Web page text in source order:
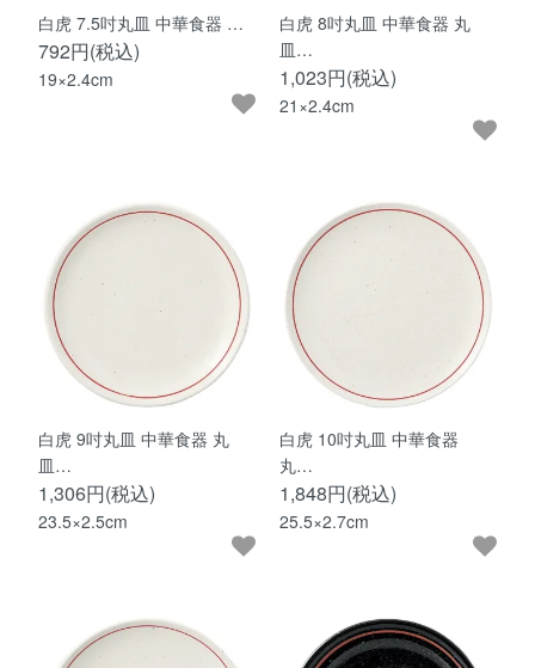
白虎 7.5吋丸皿 中華食器 …
792円(税込)
19×2.4cm
白虎 8吋丸皿 中華食器 丸
皿…
1,023円(税込)
21×2.4cm
白虎 9吋丸皿 中華食器 丸
皿…
1,306円(税込)
23.5×2.5cm
白虎 10吋丸皿 中華食器
丸…
1,848円(税込)
25.5×2.7cm